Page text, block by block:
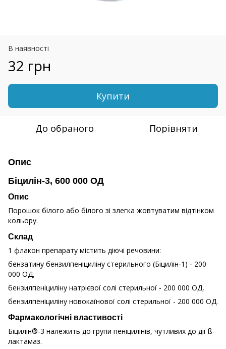
В наявності
32 грн
Купити
До обраного Порівняти
Опис
Біцилін-3, 600 000 ОД
Опис
Порошок білого або білого зі злегка жовтуватим відтінком
кольору.
Склад
1 флакон препарату містить діючі речовини:
бензатину бензилпеніциліну стерильного (Біцилін-1) - 200
000 ОД,
бензилпеніциліну натрієвої солі стерильної - 200 000 ОД,
бензилпеніциліну новокаїнової солі стерильної - 200 000 ОД.
Фармакологічні властивості
Біцилін®-3 належить до групи пеніцилінів, чутливих до дії ß-
лактамаз.